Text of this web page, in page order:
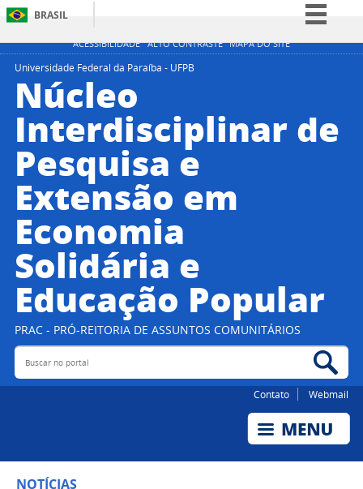
ACESSIBILIDADE ALTO CONTRASTE MAPA DO SITE
BRASIL
Simplifique!
Acesso à informação
Legislação
Universidade Federal da Paraíba - UFPB
Núcleo
Interdisciplinar de
Pesquisa e
Extensão em
Economia
Solidária e
Educação Popular
PRAC - PRÓ-REITORIA DE ASSUNTOS COMUNITÁRIOS
Buscar no portal
Contato Webmail
NOTÍCIAS